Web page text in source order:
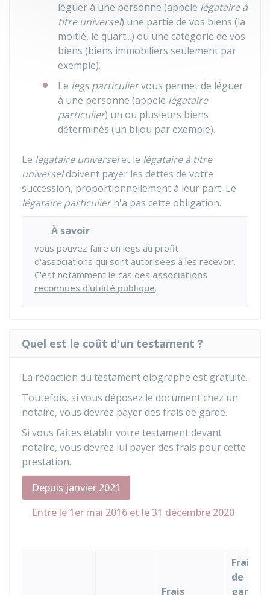
léguer à une personne (appelé légataire à
titre universel) une partie de vos biens (la
moitié, le quart...) ou une catégorie de vos
biens (biens immobiliers seulement par
exemple).
Le legs particuliervous permet de léguer
à une personne (appelé légataire
particulier) un ou plusieurs biens
déterminés (un bijou par exemple).
Le légataire universelet le légataire à titre
universeldoivent payer les dettes de votre
succession, proportionnellement à leur part. Le
légataire particuliern'a pas cette obligation.
À savoir
vous pouvez faire un legs au profit
d'associations qui sont autorisées à les recevoir.
C'est notamment le cas des associations
reconnues d'utilité publique.
Quel est le coût d'un testament ?
La rédaction du testament olographe est gratuite.
Toutefois, si vous déposez le document chez un
notaire, vous devrez payer des frais de garde.
Si vous faites établir votre testament devant
notaire, vous devrez lui payer des frais pour cette
prestation.
Depuis janvier 2021
Entre le 1er mai 2016 et le 31 décembre 2020
Frais
Frais
de
garde